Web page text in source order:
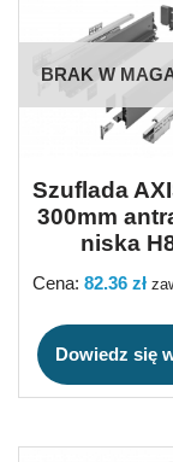
BRAK W
Szuflada
300mm
niska
Cena: 82.36 zł
Dowiedz się